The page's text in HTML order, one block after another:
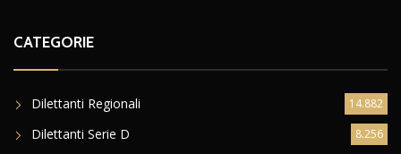
CATEGORIE
Dilettanti Regionali 14.882
Dilettanti Serie D 8.256